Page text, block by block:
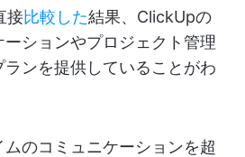
接比較した結果、ClickUpの
ションやプロジェクト管理
ンを提供していることがわ
のコミュニケーションを超